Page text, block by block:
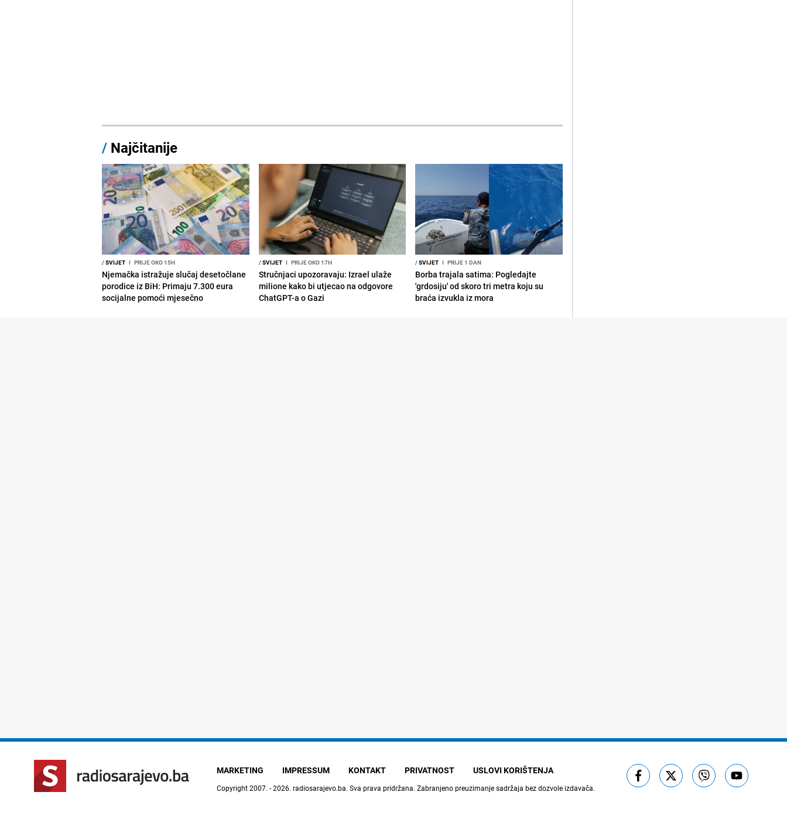
/ Najčitanije
/SVIJET I PRIJE OKO 15H
Njemačka istražuje slučaj desetočlane
porodice iz BiH: Primaju 7.300 eura
socijalne pomoći mjesečno
/SVIJET I PRIJE OKO 17H
Stručnjaci upozoravaju: Izrael ulaže
milione kako bi utjecao na odgovore
ChatGPT-a o Gazi
/SVIJET I PRIJE 1 DAN
Borba trajala satima: Pogledajte
'grdosiju' od skoro tri metra koju su
braća izvukla iz mora
MARKETING IMPRESSUM KONTAKT PRIVATNOST USLOVI KORIŠTENJA
Copyright 2007. - 2026. radiosarajevo.ba. Sva prava pridržana. Zabranjeno preuzimanje sadržaja bez dozvole izdavača.